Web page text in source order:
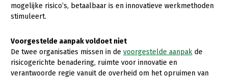
Sectoren
Biologische Landbouw
Geitenhouderij
Plant
Akkerbouw
Multifunctionele landbouw
mogelijke risico’s, betaalbaar is en innovatieve werkmethoden
stimuleert.
Voorgestelde aanpak voldoet niet
De twee organisaties missen in de voorgestelde aanpak de
risicogerichte benadering, ruimte voor innovatie en
verantwoorde regie vanuit de overheid om het opruimen van